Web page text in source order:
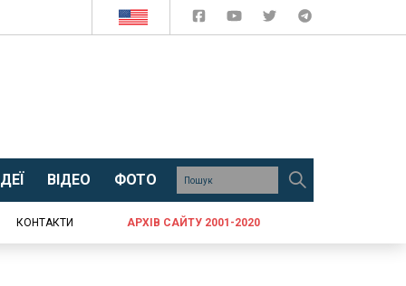
ВІДЕО ФОТО
КОНТАКТИ АРХІВ САЙТУ 2001-2020